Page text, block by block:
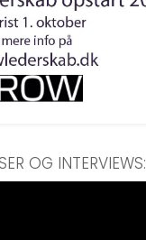
OG INTERVIEWS: